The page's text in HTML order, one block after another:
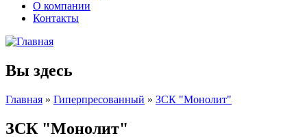
О компании
Контакты
Вы здесь
Главная » Гиперпресованный » ЗСК "Монолит"
ЗСК "Монолит"